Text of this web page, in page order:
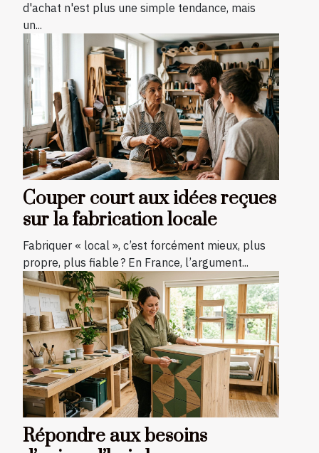
Couper court aux idées reçues
sur la fabrication locale
Fabriquer « local », c’est forcément mieux, plus
propre, plus fiable ? En France, l’argument...
Répondre aux besoins
d'achat n'est plus une simple tendance, mais
un...